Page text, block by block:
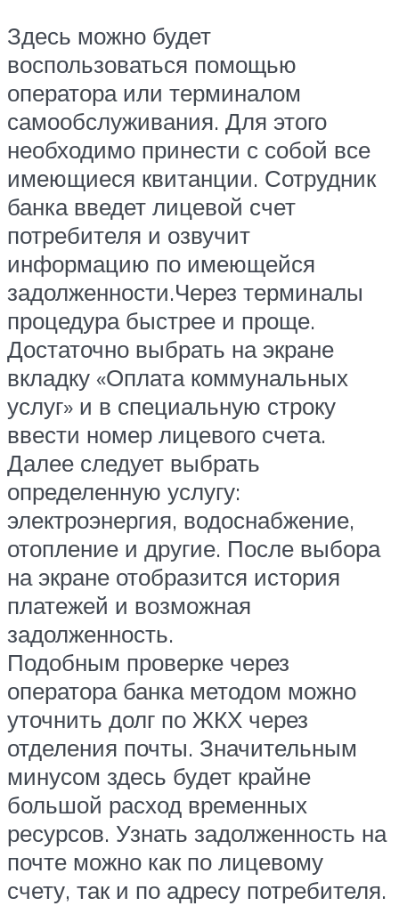
Здесь можно будет
воспользоваться помощью
оператора или терминалом
самообслуживания. Для этого
необходимо принести с собой все
имеющиеся квитанции. Сотрудник
банка введет лицевой счет
потребителя и озвучит
информацию по имеющейся
задолженности.Через терминалы
процедура быстрее и проще.
Достаточно выбрать на экране
вкладку «Оплата коммунальных
услуг» и в специальную строку
ввести номер лицевого счета.
Далее следует выбрать
определенную услугу:
электроэнергия, водоснабжение,
отопление и другие. После выбора
на экране отобразится история
платежей и возможная
задолженность.
Подобным проверке через
оператора банка методом можно
уточнить долг по ЖКХ через
отделения почты. Значительным
минусом здесь будет крайне
большой расход временных
ресурсов. Узнать задолженность на
почте можно как по лицевому
счету, так и по адресу потребителя.